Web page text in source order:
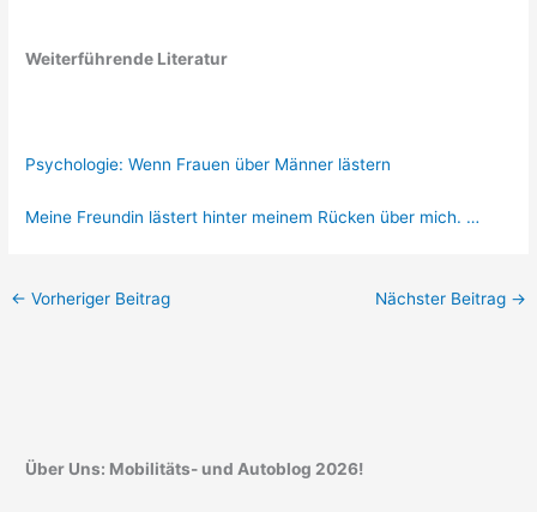
Weiterführende Literatur
Psychologie: Wenn Frauen über Männer lästern
Meine Freundin lästert hinter meinem Rücken über mich. …
← Vorheriger Beitrag Nächster Beitrag →
Über Uns: Mobilitäts- und Autoblog 2026!